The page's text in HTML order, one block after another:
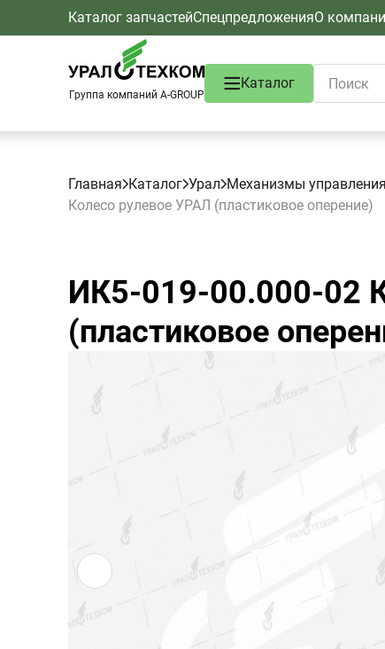
Каталог запчастейСпецпредложенияО
Группа компаний A-GROUP
Каталог
Главная Каталог Урал Механизмы управления
Колесо рулевое УРАЛ (пластиковое оперение)
ИК5-019-00.000-02
(пластиковое